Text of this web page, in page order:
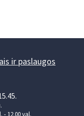
ir paslaugos